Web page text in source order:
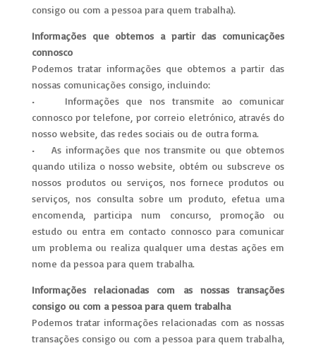
consigo ou com a pessoa para quem trabalha).
Informações que obtemos a partir das comunicações
connosco
Podemos tratar informações que obtemos a partir das
nossas comunicações consigo, incluindo:
• Informações que nos transmite ao comunicar
connosco por telefone, por correio eletrónico, através do
nosso website, das redes sociais ou de outra forma.
• As informações que nos transmite ou que obtemos
quando utiliza o nosso website, obtém ou subscreve os
nossos produtos ou serviços, nos fornece produtos ou
serviços, nos consulta sobre um produto, efetua uma
encomenda, participa num concurso, promoção ou
estudo ou entra em contacto connosco para comunicar
um problema ou realiza qualquer uma destas ações em
nome da pessoa para quem trabalha.
Informações relacionadas com as nossas transações
consigo ou com a pessoa para quem trabalha
Podemos tratar informações relacionadas com as nossas
transações consigo ou com a pessoa para quem trabalha,